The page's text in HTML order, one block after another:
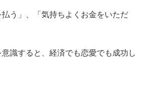
払う」、「気持ちよくお金をいただ
識すると、経済でも恋愛でも成功し